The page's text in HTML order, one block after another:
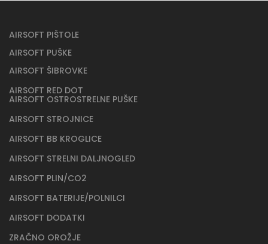
AIRSOFT PIŠTOLE
AIRSOFT PUŠKE
AIRSOFT ŠIBROVKE
AIRSOFT RED DOT
AIRSOFT OSTROSTRELNE PUŠKE
AIRSOFT STROJNICE
AIRSOFT BB KROGLICE
AIRSOFT STRELNI DALJNOGLED
AIRSOFT PLIN/CO2
AIRSOFT BATERIJE/POLNILCI
AIRSOFT DODATKI
ZRAČNO OROŽJE